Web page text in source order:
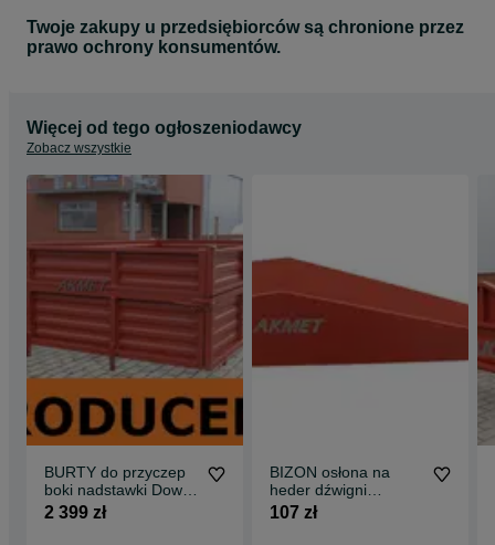
Twoje zakupy u przedsiębiorców są chronione przez
prawo ochrony konsumentów.
Więcej od tego ogłoszeniodawcy
Zobacz wszystkie
BURTY do przyczep
boki nadstawki Dowóz
GRATIS D-732 D-47
2 399 zł
BIZON osłona na
heder dźwigni
nagarniacza targańca
107 zł